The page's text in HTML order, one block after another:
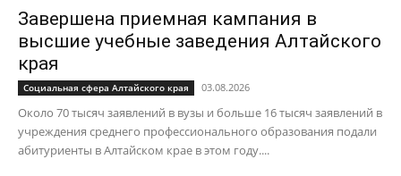
Завершена приемная кампания в
высшие учебные заведения Алтайского
края
Социальная сфера Алтайского края 03.08.2026
Около 70 тысяч заявлений в вузы и больше 16 тысяч заявлений в
учреждения среднего профессионального образования подали
абитуриенты в Алтайском крае в этом году....